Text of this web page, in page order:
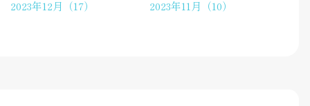
2023年12月（17）
2023年11月（10）